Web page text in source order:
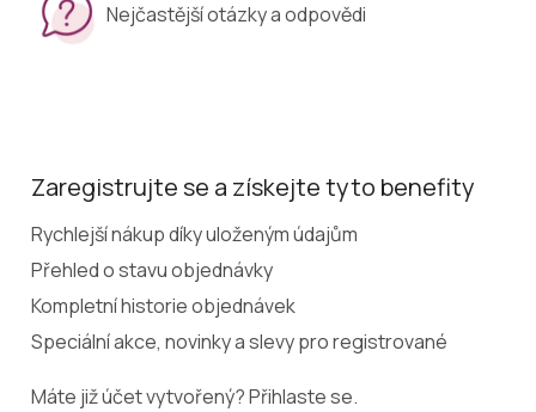
Nejčastější otázky a odpovědi
Zaregistrujte se a získejte tyto benefity
Rychlejší nákup díky uloženým údajům
Přehled o stavu objednávky
Kompletní historie objednávek
Speciální akce, novinky a slevy pro registrované
Máte již účet vytvořený? Přihlaste se.